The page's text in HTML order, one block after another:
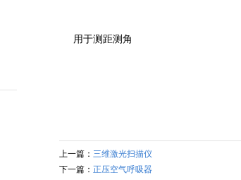
用于测距测角
上一篇： 三维激光扫描仪
下一篇： 正压空气呼吸器